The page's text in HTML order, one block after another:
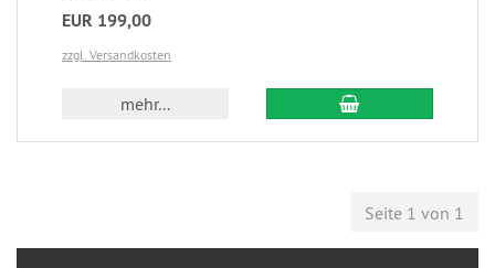
EUR 199,00
zzgl. Versandkosten
mehr...
Seite 1 von 1